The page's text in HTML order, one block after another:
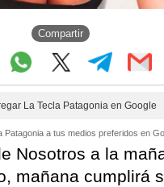
Compartir
La Tecla Patagonia en Google
Patagonia a tus medios preferidos en
Nosotros a la
mañana cumplirá